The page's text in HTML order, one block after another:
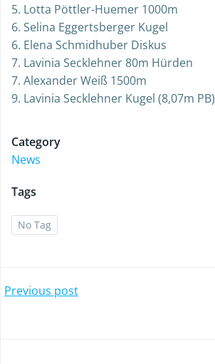
5. Lotta Pöttler-Huemer 1000m
6. Selina Eggertsberger Kugel
6. Elena Schmidhuber Diskus
7. Lavinia Secklehner 80m Hürden
7. Alexander Weiß 1500m
9. Lavinia Secklehner Kugel (8,07m PB)
Category
News
Tags
No Tag
Post
Previous post